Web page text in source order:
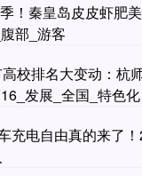
！秦皇岛皮皮虾肥
部_游客
校排名大变动：杭
发展_全国_特色化
充电自由真的来了